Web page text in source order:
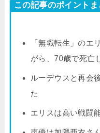
この記事のポイントま
「無職転生」のエ
がら、70歳で死亡
ルーデウスと再会
た
エリスは高い戦闘